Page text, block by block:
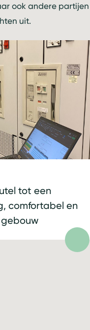
ook andere
uit.
tot een
comfortabel en